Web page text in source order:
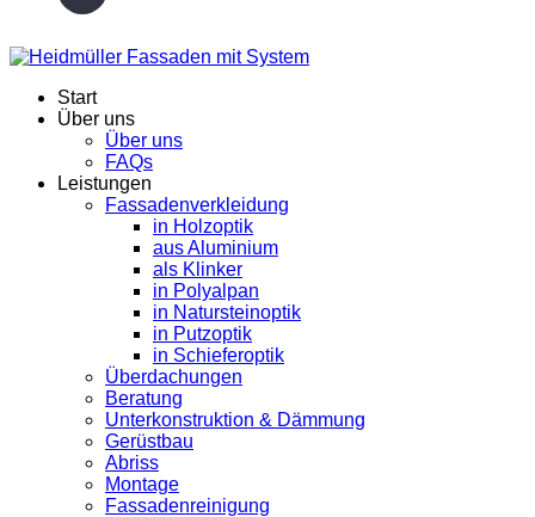
Start
Über uns
Über uns
FAQs
Leistungen
Fassadenverkleidung
in Holzoptik
aus Aluminium
als Klinker
in Polyalpan
in Natursteinoptik
in Putzoptik
in Schieferoptik
Überdachungen
Beratung
Unterkonstruktion & Dämmung
Gerüstbau
Abriss
Montage
Fassadenreinigung